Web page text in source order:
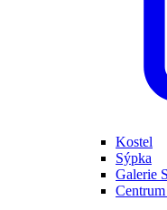
Kostel
Sýpka
Galerie